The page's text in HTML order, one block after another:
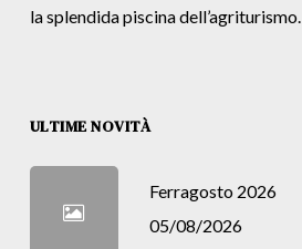
la splendida piscina dell’agriturismo.
ULTIME NOVITÀ
Ferragosto 2026
05/08/2026